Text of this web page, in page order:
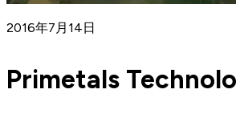
2016年7月14日
Primetals